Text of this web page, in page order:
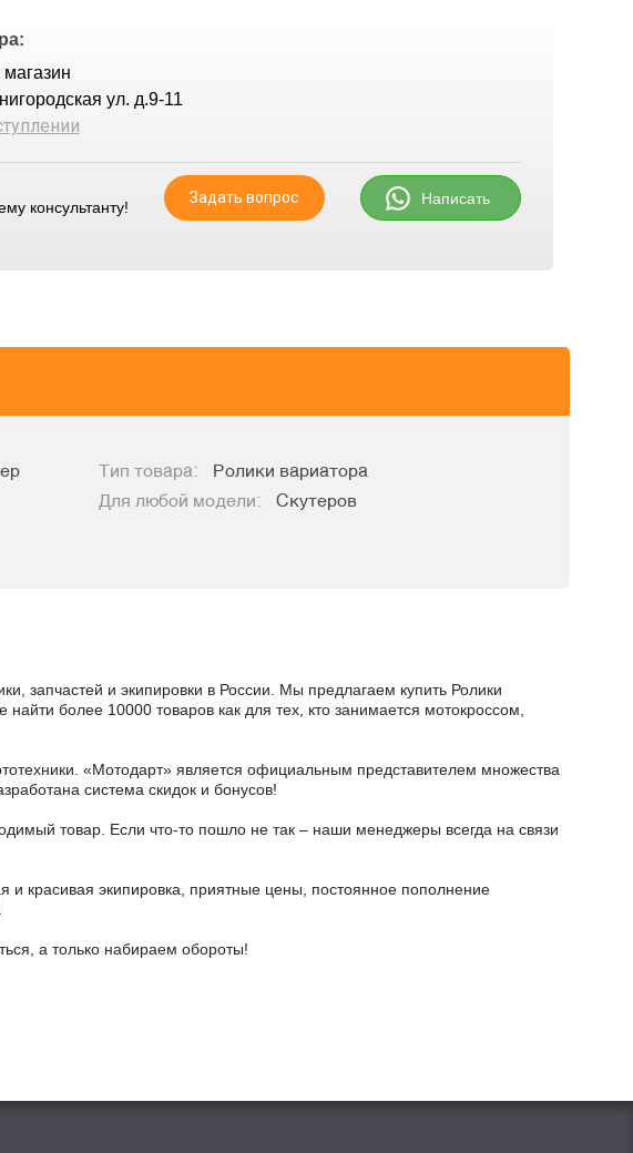
ул. д.9-11
консультанту!
Задать вопрос Написать
Тип товара:
Ролики вариатора
Для любой модели:
Скутеров
запчастей и экипировки в России. Мы предлагаем купить Ролики
более 10000 товаров как для тех, кто занимается мотокроссом,
«Мотодарт» является официальным представителем множества
система скидок и бонусов!
товар. Если что-то пошло не так – наши менеджеры всегда на связи
красивая экипировка, приятные цены, постоянное пополнение
а только набираем обороты!